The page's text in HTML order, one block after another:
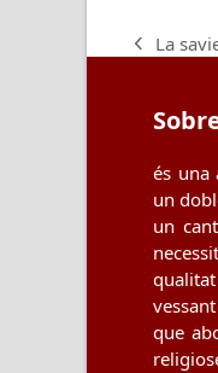
previous
La
és una
un
un
que